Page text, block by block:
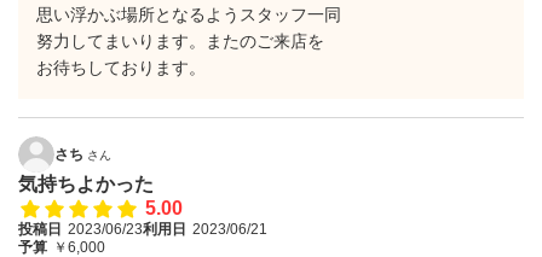
思い浮かぶ場所となるようスタッフ一同
努力してまいります。またのご来店を
お待ちしております。
さち さん
気持ちよかった
5.00
投稿日 2023/06/23利用日 2023/06/21
予算 ￥6,000